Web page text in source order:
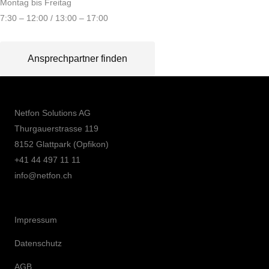
Montag bis Freitag
7:30 – 12:00 / 13:00 – 17:00
Ansprechpartner finden
Netfon Solutions AG
Thurgauerstrasse 119
8152 Glattpark (Opfikon)
+41 44 497 11 11
info@netfon.ch
Impressum
Datenschutz
AGB